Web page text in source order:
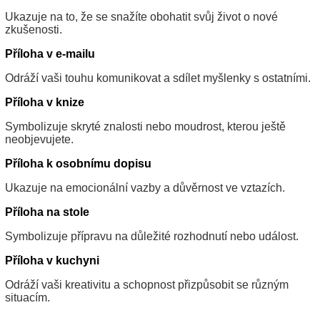
Ukazuje na to, že se snažíte obohatit svůj život o nové
zkušenosti.
Příloha v e-mailu
Odráží vaši touhu komunikovat a sdílet myšlenky s ostatními.
Příloha v knize
Symbolizuje skryté znalosti nebo moudrost, kterou ještě
neobjevujete.
Příloha k osobnímu dopisu
Ukazuje na emocionální vazby a důvěrnost ve vztazích.
Příloha na stole
Symbolizuje přípravu na důležité rozhodnutí nebo událost.
Příloha v kuchyni
Odráží vaši kreativitu a schopnost přizpůsobit se různým
situacím.